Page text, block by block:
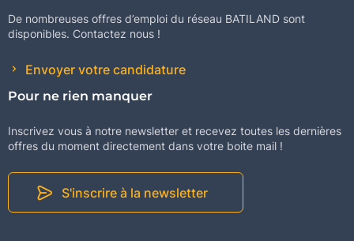
De nombreuses offres d’emploi du réseau BATILAND sont
disponibles. Contactez nous !
Envoyer votre candidature
Pour ne rien manquer
Inscrivez vous à notre newsletter et recevez toutes les dernières
offres du moment directement dans votre boite mail !
S'inscrire à la newsletter